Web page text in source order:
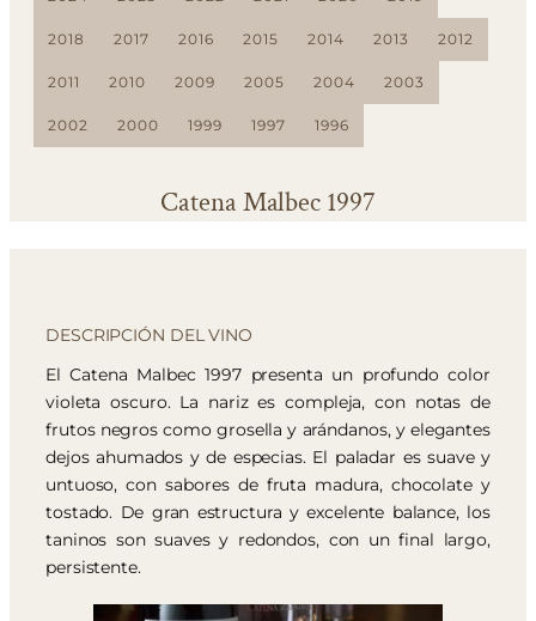
2018 2017 2016 2015 2014 2013 2012
2011 2010 2009 2005 2004 2003
2002 2000 1999 1997 1996
Catena Malbec 1997
DESCRIPCIÓN DEL VINO
El Catena Malbec 1997 presenta un profundo color
violeta oscuro. La nariz es compleja, con notas de
frutos negros como grosella y arándanos, y elegantes
dejos ahumados y de especias. El paladar es suave y
untuoso, con sabores de fruta madura, chocolate y
tostado. De gran estructura y excelente balance, los
taninos son suaves y redondos, con un final largo,
persistente.